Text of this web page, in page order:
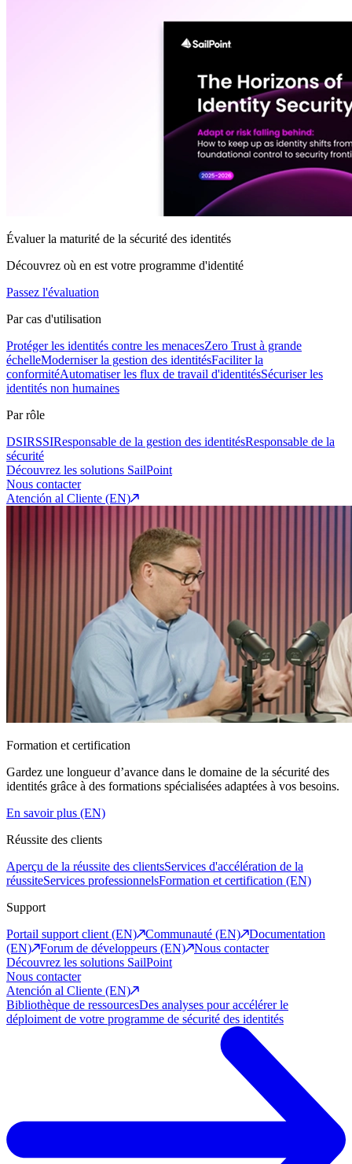
Évaluer la maturité de la sécurité des identités
Découvrez où en est votre programme d'identité
Passez l'évaluation
Par cas d'utilisation
Protéger les identités contre les menacesZero Trust à grande
échelleModerniser la gestion des identitésFaciliter la
conformitéAutomatiser les flux de travail d'identitésSécuriser les
identités non humaines
Par rôle
DSIRSSIResponsable de la gestion des identitésResponsable de la
sécurité
Découvrez les solutions SailPoint
Nous contacter
Atención al Cliente (EN)
Formation et certification
Gardez une longueur d’avance dans le domaine de la sécurité des
identités grâce à des formations spécialisées adaptées à vos besoins.
En savoir plus (EN)
Réussite des clients
Aperçu de la réussite des clientsServices d'accélération de la
réussiteServices professionnelsFormation et certification (EN)
Support
Portail support client (EN)
Communauté (EN)
Documentation
(EN)
Forum de développeurs (EN)
Nous contacter
Découvrez les solutions SailPoint
Nous contacter
Atención al Cliente (EN)
Bibliothèque de ressourcesDes analyses pour accélérer le
déploiment de votre programme de sécurité des identités